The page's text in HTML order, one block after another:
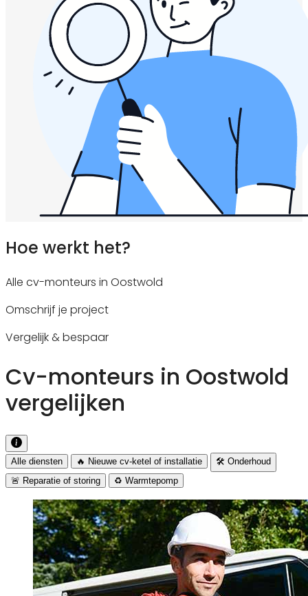
Hoe werkt het?
Alle cv-monteurs in Oostwold
Omschrijf je project
Vergelijk & bespaar
Cv-monteurs in Oostwold
vergelijken
Alle diensten 🔥 Nieuwe cv-ketel of installatie
🛠️ Onderhoud
🚨 Reparatie of storing
♻️ Warmtepomp